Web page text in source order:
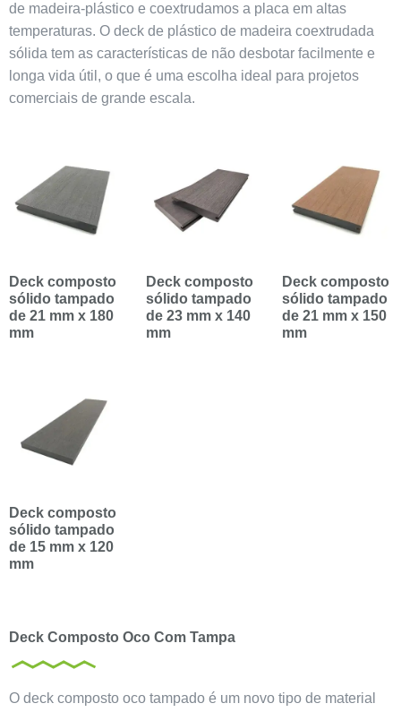
de madeira-plástico e coextrudamos a placa em altas
temperaturas. O deck de plástico de madeira coextrudada
sólida tem as características de não desbotar facilmente e
longa vida útil, o que é uma escolha ideal para projetos
comerciais de grande escala.
Deck composto
sólido tampado
de 21 mm x 180
mm
Deck composto
sólido tampado
de 23 mm x 140
mm
Deck composto
sólido tampado
de 21 mm x 150
mm
Deck composto
sólido tampado
de 15 mm x 120
mm
Deck Composto Oco Com Tampa
O deck composto oco tampado é um novo tipo de material